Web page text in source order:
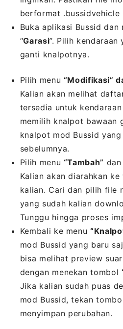
berformat .bussidvehicle
Buka aplikasi Bussid dan
“Garasi”. Pilih
ganti knalpotnya.
Pilih menu “Modifikasi”
Kalian akan melihat
tersedia untuk
memilih knalpot bawaan
knalpot mod Bussid
sebelumnya.
Pilih menu “Tambah”
Kalian akan diarahkan
kalian. Cari dan pilih file
yang sudah kalian
Tunggu hingga proses
Kembali ke menu
mod Bussid yang baru
bisa melihat preview
dengan menekan tombol
Jika kalian sudah puas
mod Bussid, tekan
menyimpan perubahan.